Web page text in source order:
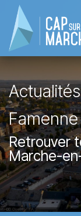
Se rendre au
Famenne
Retrouver
Marche-